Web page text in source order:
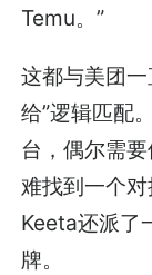
Temu。”
这都与美团
给”逻辑匹配
台，偶尔需
难找到一个对
Keeta还派了
牌。